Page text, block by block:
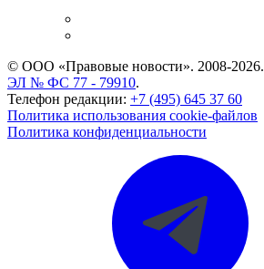
© ООО «Правовые новости». 2008-2026.
ЭЛ № ФС 77 - 79910.
Телефон редакции: +7 (495) 645 37 60
Политика использования cookie-файлов
Политика конфиденциальности